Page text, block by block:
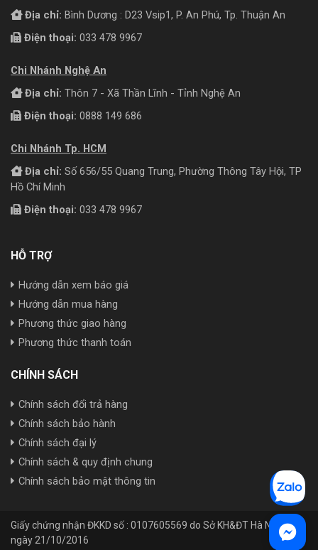
Địa chỉ: Bình Dương : D23 Vsip1, P. An Phú, Tp. Thuận An
Điện thoại: 033 478 9967
Chi Nhánh Nghệ An
Địa chỉ: Thôn 7 - Xã Thần Lĩnh - Tỉnh Nghệ An
Điện thoại: 0888 149 686
Chi Nhánh Tp. HCM
Địa chỉ: Số 656/55 Quang Trung, Phường Thông Tây Hội, TP
Hồ Chí Minh
Điện thoại: 033 478 9967
HỖ TRỢ
Hướng dẫn xem báo giá
Hướng dẫn mua hàng
Phương thức giao hàng
Phương thức thanh toán
CHÍNH SÁCH
Chính sách đổi trả hàng
Chính sách bảo hành
Chính sách đại lý
Chính sách & quy định chung
Chính sách bảo mật thông tin
Giấy chứng nhận ĐKKD số : 0107605569 do Sở KH&ĐT Hà Nội cấp
ngày 21/10/2016